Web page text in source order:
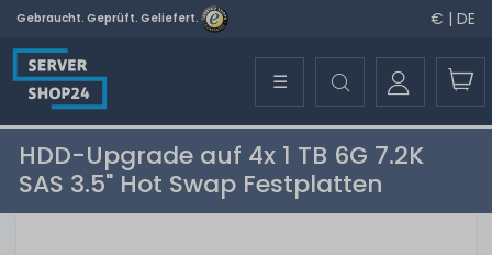
Gebraucht. Geprüft. Geliefert. € | DE
☰
HDD-Upgrade auf 4x 1 TB 6G 7.2K
SAS 3.5" Hot Swap Festplatten